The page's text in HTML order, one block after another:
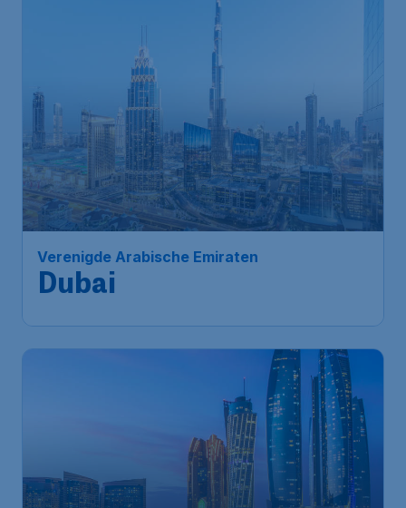
Verenigde Arabische Emiraten
Dubai
422*
vanaf
Dubai
internationale
luchthaven van dubai